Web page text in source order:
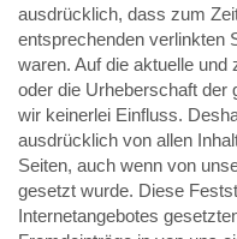
ausdrücklich, dass zum
entsprechenden verlinkten
waren. Auf die aktuelle und
oder die Urheberschaft der
wir keinerlei Einfluss.
ausdrücklich von allen
Seiten, auch wenn von
gesetzt wurde. Diese
Internetangebotes